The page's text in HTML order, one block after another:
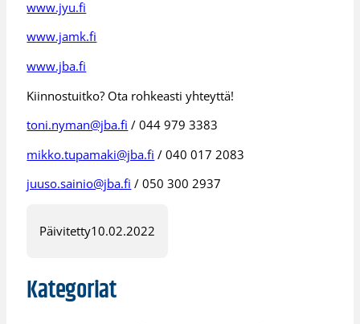
www.jyu.fi
www.jamk.fi
www.jba.fi
Kiinnostuitko? Ota rohkeasti yhteyttä!
toni.nyman@jba.fi / 044 979 3383
mikko.tupamaki@jba.fi / 040 017 2083
juuso.sainio@jba.fi / 050 300 2937
Päivitetty10.02.2022
Kategoriat